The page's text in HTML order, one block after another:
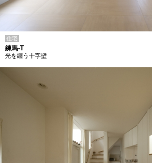
住宅
練馬-T
光を纏う十字壁